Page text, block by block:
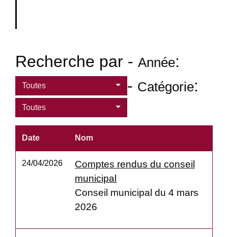
Recherche par - Année:
Toutes - Catégorie:
Toutes
Date Nom
24/04/2026
Comptes rendus du conseil
municipal
Conseil municipal du 4 mars
2026